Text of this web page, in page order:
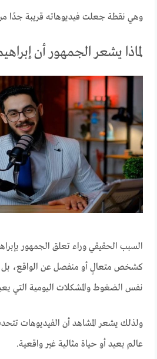
وهي نقطة جعلت فيديوهاته قريبة جدًا
لماذا يشعر الجمهور أن
السبب الحقيقي وراء تعلق الجمهور
كشخص متعالٍ أو منفصل عن الواقع،
نفس الضغوط والمشكلات اليومية التي
ولذلك يشعر المشاهد أن الفيديوهات
عالم بعيد أو حياة مثالية غير واقعية.